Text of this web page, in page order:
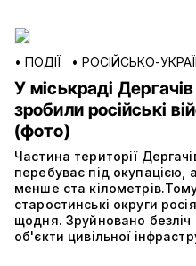
• ПОДІЇ • РОСІЙСЬКО-
У міськраді
зробили російські
(фото)
Частина території
перебуває під окупацією,
менше ста
старостинські округи
щодня. Зруйновано безліч
об'єкти цивільної